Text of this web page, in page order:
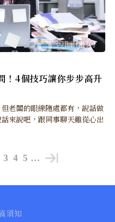
！4個技巧讓你步步高升
老闆的眼線隨處都有，說話做
來說吧，跟同事聊天雖從心出
3 4 5 …
須知